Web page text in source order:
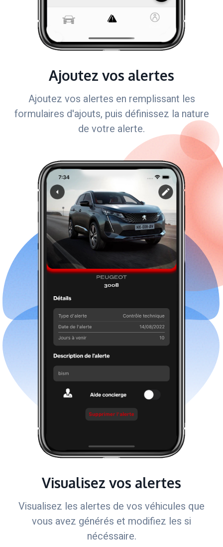
Ajoutez vos alertes
Ajoutez vos alertes en remplissant les
formulaires d'ajouts, puis définissez la nature
de votre alerte.
Visualisez vos alertes
Visualisez les alertes de vos véhicules que
vous avez générés et modifiez les si
nécéssaire.